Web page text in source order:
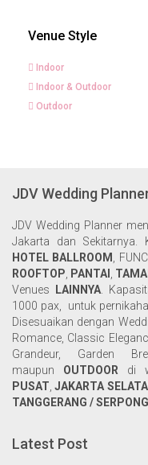
Venue Style
Indoor
Indoor & Outdoor
Outdoor
JDV Wedding
JDV Wedding Planner
Jakarta dan Sekitarnya.
HOTEL BALLROOM
ROOFTOP
PANTAI
Venues
LAINNYA.
1000 pax, untuk
Disesuaikan dengan
Romance, Classic
Grandeur, Garden
maupun OUTDOOR di
PUSAT ,JAKARTA
TANGGERANG / SERPONG
Latest Post